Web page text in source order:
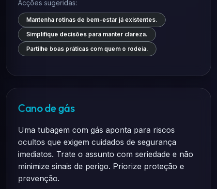
Acções sugeridas:
Mantenha rotinas de bem-estar já existentes.
Simplifique decisões para manter clareza.
Partilhe boas práticas com quem o rodeia.
Cano de gás
Uma tubagem com gás aponta para riscos
ocultos que exigem cuidados de segurança
imediatos. Trate o assunto com seriedade e não
minimize sinais de perigo. Priorize proteção e
prevenção.